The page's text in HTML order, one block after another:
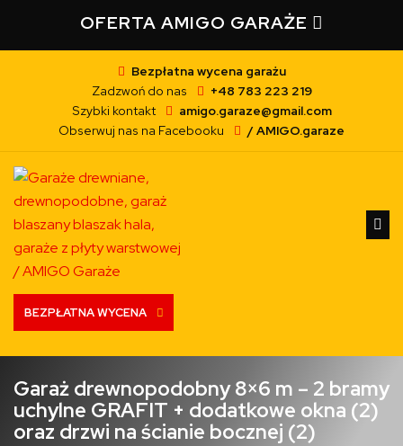
OFERTA AMIGO GARAŻE
Bezpłatna wycena garażu
Zadzwoń do nas
+48 783 223 219
Szybki kontakt
amigo.garaze@gmail.com
Obserwuj nas na Facebooku
/ AMIGO.garaze
BEZPŁATNA WYCENA
Garaż drewnopodobny 8×6 m – 2 bramy
uchylne GRAFIT + dodatkowe okna (2)
oraz drzwi na ścianie bocznej (2)